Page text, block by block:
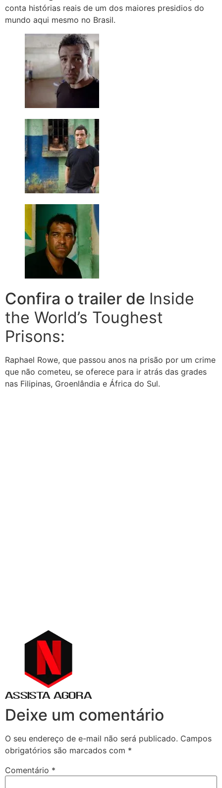
conta histórias reais de um dos maiores presidios do
mundo aqui mesmo no Brasil.
Confira o trailer de Inside
the World’s Toughest
Prisons:
Raphael Rowe, que passou anos na prisão por um crime
que não cometeu, se oferece para ir atrás das grades
nas Filipinas, Groenlândia e África do Sul.
Deixe um comentário
O seu endereço de e-mail não será publicado. Campos
obrigatórios são marcados com *
Comentário *